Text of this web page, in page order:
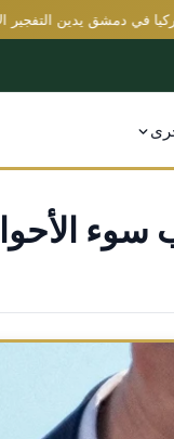
دمشق يدين التفجير